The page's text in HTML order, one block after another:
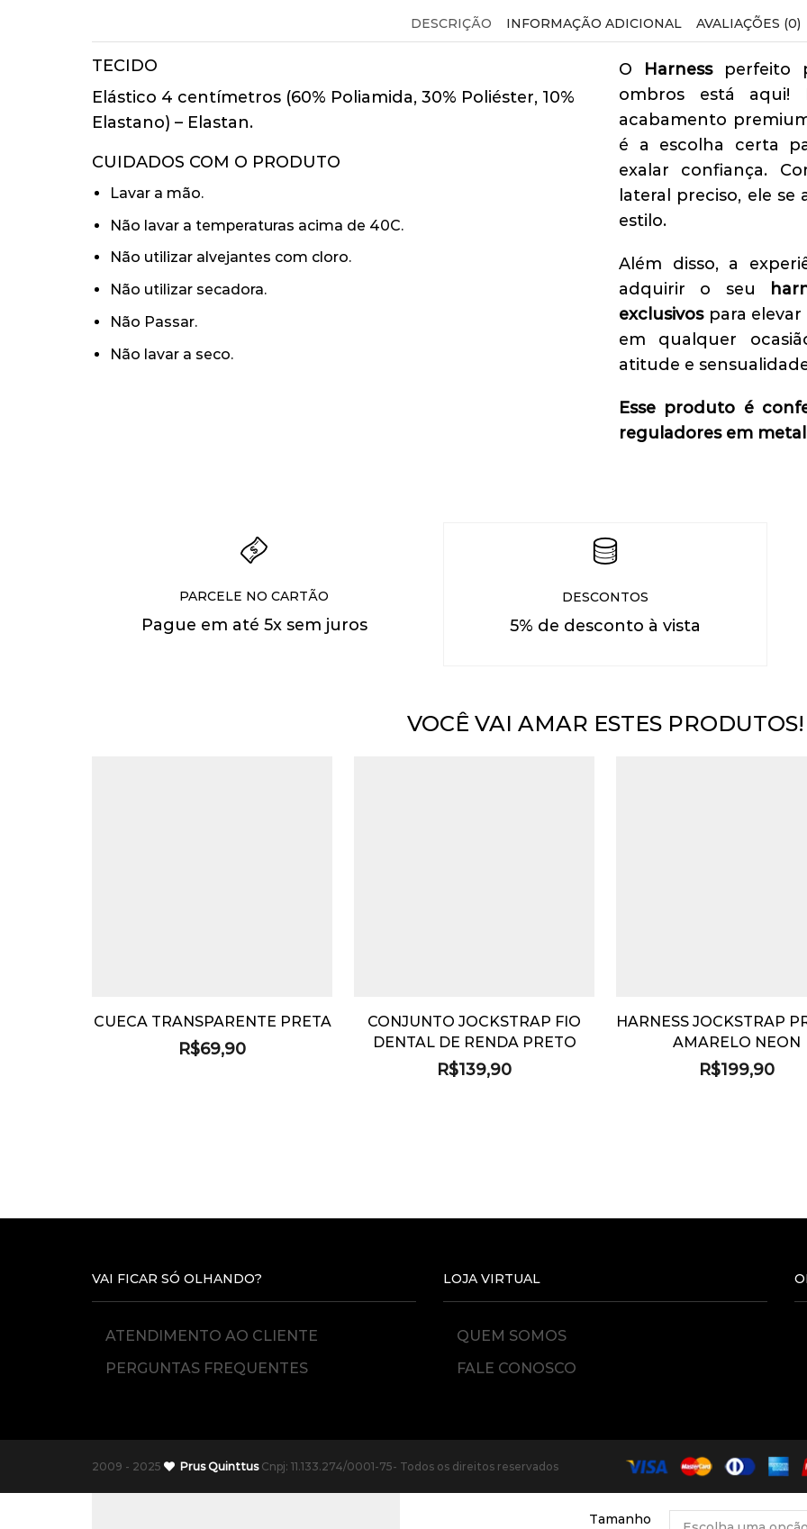
DESCRIÇÃO INFORMAÇÃO ADICIONAL AVALIAÇÕES (0)
TECIDO
Elástico 4 centímetros (60% Poliamida, 30% Poliéster, 10%
Elastano) – Elastan.
CUIDADOS COM O PRODUTO
Lavar a mão.
Não lavar a temperaturas acima de 40C.
Não utilizar alvejantes com cloro.
Não utilizar secadora.
Não Passar.
Não lavar a seco.
O Harnessperfeito
ombros está aqui!
acabamento
é a escolha certa
exalar confiança.
lateral preciso, ele
estilo.
Além disso, a
adquirir o seu
exclusivospara elevar
em qualquer
atitude e
Esse produto é
reguladores em
PARCELE NO CARTÃO
Pague em até 5x sem juros
DESCONTOS
5% de desconto à vista
VOCÊ VAI AMAR ESTES PRODUTOS!
CUECA TRANSPARENTE PRETA
R$69,90
CONJUNTO JOCKSTRAP FIO
DENTAL DE RENDA PRETO
R$139,90
HARNESS JOCKSTRAP
AMARELO NEON
R$199,90
VAI FICAR SÓ OLHANDO?
ATENDIMENTO AO CLIENTE
PERGUNTAS FREQUENTES
LOJA VIRTUAL
QUEM SOMOS
FALE CONOSCO
2009 - 2025 Prus QuinttusCnpj: 11.133.274/0001-75- Todos os direitos reservados
Tamanho